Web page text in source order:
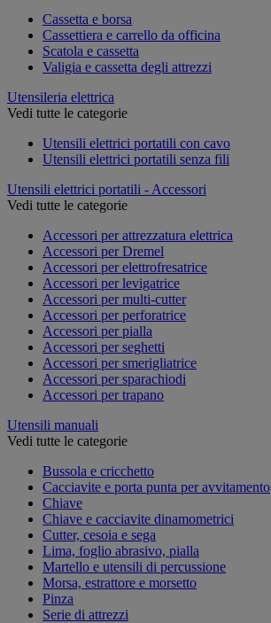
Cassetta e borsa
Cassettiera e carrello da officina
Scatola e cassetta
Valigia e cassetta degli attrezzi
Utensileria elettrica
Vedi tutte le categorie
Utensili elettrici portatili con cavo
Utensili elettrici portatili senza fili
Utensili elettrici portatili - Accessori
Vedi tutte le categorie
Accessori per attrezzatura elettrica
Accessori per Dremel
Accessori per elettrofresatrice
Accessori per levigatrice
Accessori per multi-cutter
Accessori per perforatrice
Accessori per pialla
Accessori per seghetti
Accessori per smerigliatrice
Accessori per sparachiodi
Accessori per trapano
Utensili manuali
Vedi tutte le categorie
Bussola e cricchetto
Cacciavite e porta punta per avvitamento
Chiave
Chiave e cacciavite dinamometrici
Cutter, cesoia e sega
Lima, foglio abrasivo, pialla
Martello e utensili di percussione
Morsa, estrattore e morsetto
Pinza
Serie di attrezzi